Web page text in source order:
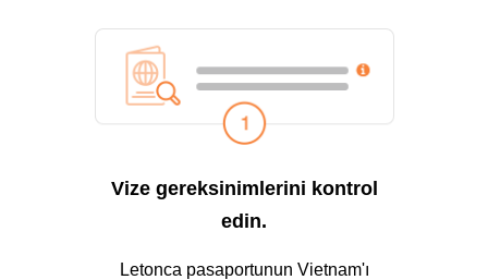
Vize gereksinimlerini kontrol
edin.
Letonca pasaportunun Vietnam'ı